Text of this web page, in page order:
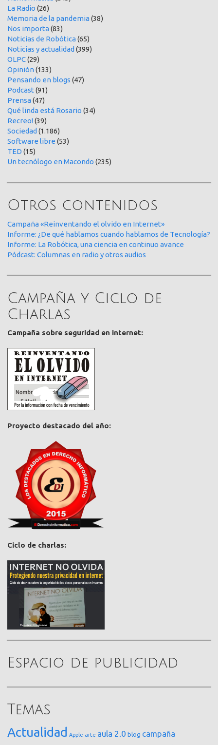
La Radio (26)
Memoria de la pandemia(38)
Nos importa(83)
Noticias de Robótica(65)
Noticias y actualidad (399)
OLPC(29)
Opinión(133)
Pensando en blogs (47)
Podcast (91)
Prensa(47)
Qué linda está Rosario (34)
Recreo!(39)
Sociedad (1.186)
Software libre (53)
TED (15)
Un tecnólogo en Macondo (235)
Otros contenidos
Campaña «Reinventando el olvido en Internet»
Informe: ¿De qué hablamos cuando hablamos de Tecnología?
Informe: La Robótica, una ciencia en continuo avance
Pódcast: Columnas en radio y otros audios
Campaña y Ciclo de
Charlas
Campaña sobre seguridad en internet:
Proyecto destacado del año:
Ciclo de charlas:
Espacio de publicidad
Temas
Actualidad Apple arte aula 2.0 blog campaña